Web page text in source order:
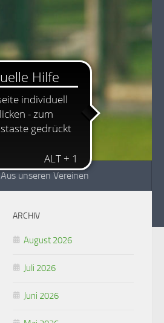
Aus unseren Vereinen
ARCHIV
August 2026
Juli 2026
Juni 2026